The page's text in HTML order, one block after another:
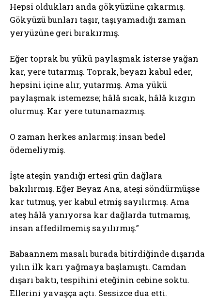
Hepsi oldukları anda gökyüzüne çıkarmış.
Gökyüzü bunları taşır, taşıyamadığı zaman
yeryüzüne geri bırakırmış.
Eğer toprak bu yükü paylaşmak isterse yağan
kar, yere tutarmış. Toprak, beyazı kabul eder,
hepsini içine alır, yutarmış. Ama yükü
paylaşmak istemezse; hâlâ sıcak, hâlâ kızgın
olurmuş. Kar yere tutunamazmış.
O zaman herkes anlarmış: insan bedel
ödemeliymiş.
İşte ateşin yandığı ertesi gün dağlara
bakılırmış. Eğer Beyaz Ana, ateşi söndürmüşse
kar tutmuş, yer kabul etmiş sayılırmış. Ama
ateş hâlâ yanıyorsa kar dağlarda tutmamış,
insan affedilmemiş sayılırmış.”
Babaannem masalı burada bitirdiğinde dışarıda
yılın ilk karı yağmaya başlamıştı. Camdan
dışarı baktı, tespihini eteğinin cebine soktu.
Ellerini yavaşça açtı. Sessizce dua etti.